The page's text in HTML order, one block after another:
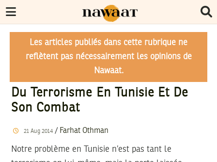
Les articles publiés dans cette rubrique ne
reflètent pas nécessairement les opinions de
Nawaat.
Du Terrorisme En Tunisie Et De
Son Combat
21 Aug 2014/ Farhat Othman
Notre problème en Tunisie n’est pas tant le